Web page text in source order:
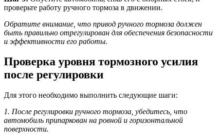
проверьте работу ручного тормоза в движении.
Обратите внимание, что привод ручного тормоза должен
быть правильно отрегулирован для обеспечения безопасности
и эффективности его работы.
Проверка уровня тормозного усилия
после регулировки
Для этого необходимо выполнить следующие шаги:
1. После регулировки ручного тормоза, убедитесь, что
автомобиль припаркован на ровной и горизонтальной
поверхности.